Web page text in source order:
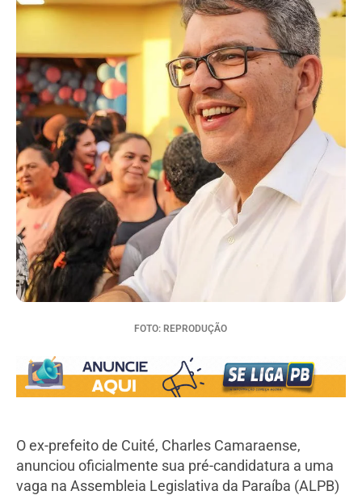
FOTO: REPRODUÇÃO
O ex-prefeito de Cuité, Charles Camaraense,
anunciou oficialmente sua pré-candidatura a uma
vaga na Assembleia Legislativa da Paraíba (ALPB)